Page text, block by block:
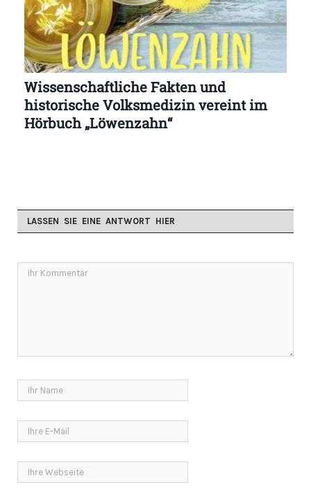
Wissenschaftliche Fakten und
historische Volksmedizin vereint im
Hörbuch „Löwenzahn“
LASSEN SIE EINE ANTWORT HIER